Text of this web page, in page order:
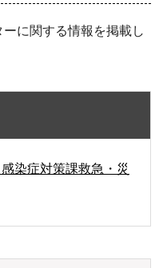
に関する情報を掲載し
染症対策課救急・災